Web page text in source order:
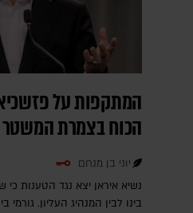
המתקפות על
הכוח בצמרת המשטר
יוני בן מנחם
נשיא איראן יצא נגד הטענות
בינו לבין המנהיג העליון. גורמי